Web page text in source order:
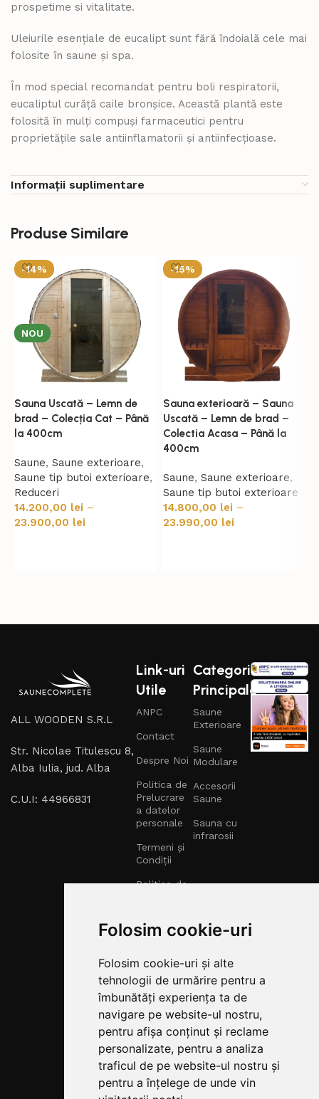
Folosim cookie-uri
Folosim cookie-uri și alte
tehnologii de urmărire pentru a
îmbunătăți experiența ta de
navigare pe website-ul nostru,
pentru afișa conținut și reclame
personalizate, pentru a analiza
traficul de pe website-ul nostru și
pentru a înțelege de unde vin
prospetime si vitalitate.
Uleiurile esenţiale de eucalipt sunt fără îndoială cele mai
folosite în saune şi spa.
În mod special recomandat pentru boli respiratorii,
eucaliptul curăţă caile bronşice. Această plantă este
folosită în mulţi compuşi farmaceutici pentru
proprietăţile sale antiinflamatorii şi antiinfecţioase.
Informații suplimentare
Produse Similare
-14%
NOU
Livrate de producător
Sauna Uscată – Lemn de
brad – Colecția Cat – Până
la 400cm
Saune, Saune exterioare,
Saune tip butoi exterioare,
Reduceri
14.200,00 lei –
23.900,00 lei
-15%
Livrate de producător
Sauna exterioară – Sauna
Uscată – Lemn de brad –
Colectia Acasa – Până la
400cm
Saune, Saune exterioare,
Saune tip butoi exterioare
14.800,00 lei –
23.990,00 lei
ALL WOODEN S.R.L
Str. Nicolae Titulescu 8,
Alba Iulia, jud. Alba
C.U.I: 44966831
Link-uri
Utile
ANPC
Contact
Despre Noi
Politica de
Prelucrare
a datelor
personale
Termeni și
Condiții
Politica de
Politica de
transport
Fonduri
Europene
Centru Spa
Parteneriate
B2B pentru
Soluții de
Wellness și
Saune
Rate TBI
BANK
Categorii
Principale
Saune
Exterioare
Saune
Modulare
Accesorii
Saune
Sauna cu
infrarosii